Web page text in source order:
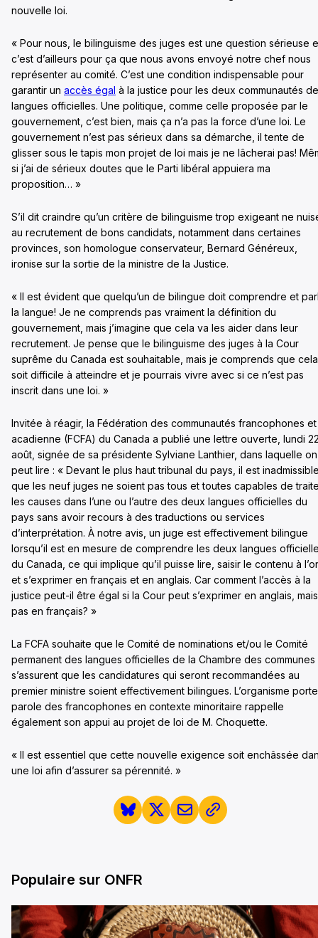
nouvelle loi.
« Pour nous, le bilinguisme des juges est une question sérieuse
c’est d’ailleurs pour ça que nous avons envoyé notre chef nous
représenter au comité. C’est une condition indispensable pour
garantir un accès égal à la justice pour les deux communautés de
langues officielles. Une politique, comme celle proposée par le
gouvernement, c’est bien, mais ça n’a pas la force d’une loi. Le
gouvernement n’est pas sérieux dans sa démarche, il tente de
glisser sous le tapis mon projet de loi mais je ne lâcherai pas!
si j’ai de sérieux doutes que le Parti libéral appuiera ma
proposition… »
S’il dit craindre qu’un critère de bilinguisme trop exigeant ne
au recrutement de bons candidats, notamment dans certaines
provinces, son homologue conservateur, Bernard Généreux,
ironise sur la sortie de la ministre de la Justice.
« Il est évident que quelqu’un de bilingue doit comprendre et
la langue! Je ne comprends pas vraiment la définition du
gouvernement, mais j’imagine que cela va les aider dans leur
recrutement. Je pense que le bilinguisme des juges à la Cour
suprême du Canada est souhaitable, mais je comprends que cela
soit difficile à atteindre et je pourrais vivre avec si ce n’est pas
inscrit dans une loi. »
Invitée à réagir, la Fédération des communautés francophones et
acadienne (FCFA) du Canada a publié une lettre ouverte, lundi
août, signée de sa présidente Sylviane Lanthier, dans laquelle on
peut lire : « Devant le plus haut tribunal du pays, il est
que les neuf juges ne soient pas tous et toutes capables de
les causes dans l’une ou l’autre des deux langues officielles du
pays sans avoir recours à des traductions ou services
d’interprétation. À notre avis, un juge est effectivement bilingue
lorsqu’il est en mesure de comprendre les deux langues
du Canada, ce qui implique qu’il puisse lire, saisir le contenu à
et s’exprimer en français et en anglais. Car comment l’accès à la
justice peut-il être égal si la Cour peut s’exprimer en anglais, mais
pas en français? »
La FCFA souhaite que le Comité de nominations et/ou le Comité
permanent des langues officielles de la Chambre des communes
s’assurent que les candidatures qui seront recommandées au
premier ministre soient effectivement bilingues. L’organisme
parole des francophones en contexte minoritaire rappelle
également son appui au projet de loi de M. Choquette.
« Il est essentiel que cette nouvelle exigence soit enchâssée
une loi afin d’assurer sa pérennité. »
Populaire sur ONFR